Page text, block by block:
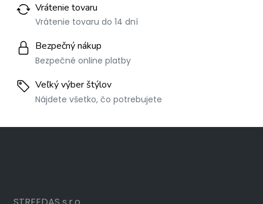
Vrátenie tovaru
Vrátenie tovaru do 14 dní
Bezpečný nákup
Bezpečné online platby
Veľký výber štýlov
Nájdete všetko, čo potrebujete